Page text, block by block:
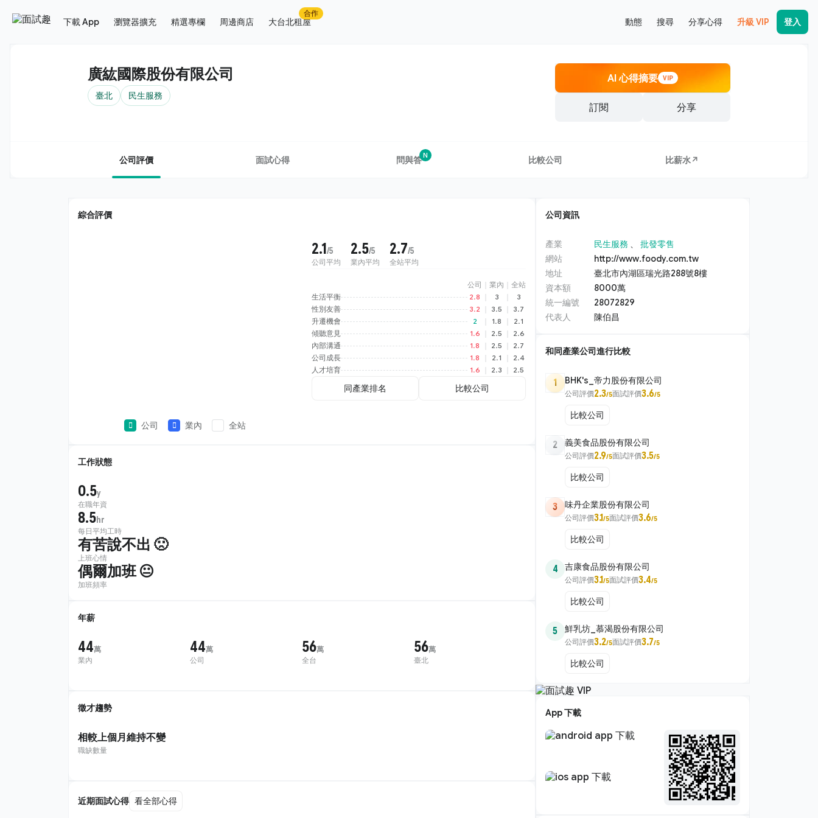
下載 App 瀏覽器擴充 精選專欄 周邊商店 大台北租屋
合作
動態 搜尋 分享心得 升級 VIP 登入
廣紘國際股份有限公司
臺北 民生服務
AI 心得摘要 VIP
訂閱 分享
公司評價 面試心得 N
問與答 比較公司 比薪水↗
綜合評價
公司 業內 全站
2.1/5
公司平均
2.5/5
業內平均
2.7/5
全站平均
公司 業內
全站
生活平衡
2.8 3
3
性別友善
3.2 3.5
3.7
升遷機會
2 1.8
2.1
傾聽意見
1.6 2.5
2.6
內部溝通
1.8 2.5
2.7
公司成長
1.8 2.1
2.4
人才培育
1.6 2.3 2.5
同產業排名 比較公司
工作狀態
0.5y
在職年資
8.5hr
每日平均工時
有苦說不出 🙁
上班心情
偶爾加班 😐
加班頻率
年薪
44萬
業內
44萬
公司
56萬
全台
56萬
臺北
徵才趨勢
相較上個月維持不變
職缺數量
近期面試心得 看全部心得
公司資訊
產業 民生服務
批發零售
網站
http://www.foody.com.tw
地址
臺北市內湖區瑞光路288號8樓
資本額
8000萬
統一編號
28072829
代表人
陳伯昌
和同產業公司進行比較
1 BHK's_帝力股份有限公司
公司評價2.3/5面試評價3.6/5
比較公司
2 義美食品股份有限公司
公司評價2.9/5面試評價3.5/5
比較公司
3 味丹企業股份有限公司
公司評價3.1/5面試評價3.6/5
比較公司
4 吉康食品股份有限公司
公司評價3.1/5面試評價3.4/5
比較公司
5 鮮乳坊_慕渴股份有限公司
公司評價3.2/5面試評價3.7/5
比較公司
App 下載